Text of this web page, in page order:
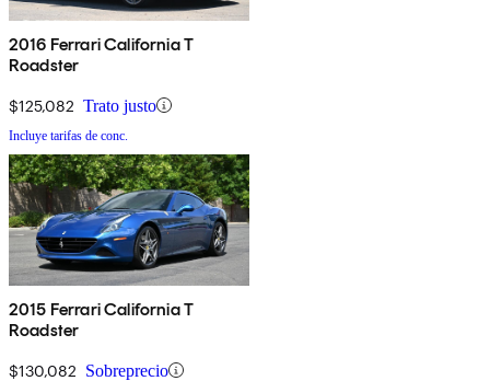
2016 Ferrari California T
Roadster
$125,082 Trato justo
Incluye tarifas de conc.
2015 Ferrari California T
Roadster
$130,082 Sobreprecio